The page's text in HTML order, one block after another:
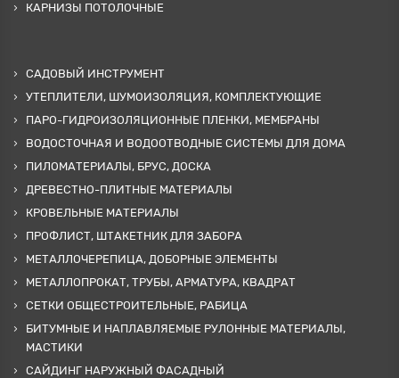
КАРНИЗЫ ПОТОЛОЧНЫЕ
САДОВЫЙ ИНСТРУМЕНТ
УТЕПЛИТЕЛИ, ШУМОИЗОЛЯЦИЯ, КОМПЛЕКТУЮЩИЕ
ПАРО-ГИДРОИЗОЛЯЦИОННЫЕ ПЛЕНКИ, МЕМБРАНЫ
ВОДОСТОЧНАЯ И ВОДООТВОДНЫЕ СИСТЕМЫ ДЛЯ ДОМА
ПИЛОМАТЕРИАЛЫ, БРУС, ДОСКА
ДРЕВЕСТНО-ПЛИТНЫЕ МАТЕРИАЛЫ
КРОВЕЛЬНЫЕ МАТЕРИАЛЫ
ПРОФЛИСТ, ШТАКЕТНИК ДЛЯ ЗАБОРА
МЕТАЛЛОЧЕРЕПИЦА, ДОБОРНЫЕ ЭЛЕМЕНТЫ
МЕТАЛЛОПРОКАТ, ТРУБЫ, АРМАТУРА, КВАДРАТ
СЕТКИ ОБЩЕСТРОИТЕЛЬНЫЕ, РАБИЦА
БИТУМНЫЕ И НАПЛАВЛЯЕМЫЕ РУЛОННЫЕ МАТЕРИАЛЫ,
МАСТИКИ
САЙДИНГ НАРУЖНЫЙ ФАСАДНЫЙ